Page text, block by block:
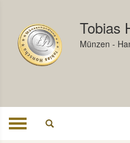
Tobias
Münzen -
Toggle